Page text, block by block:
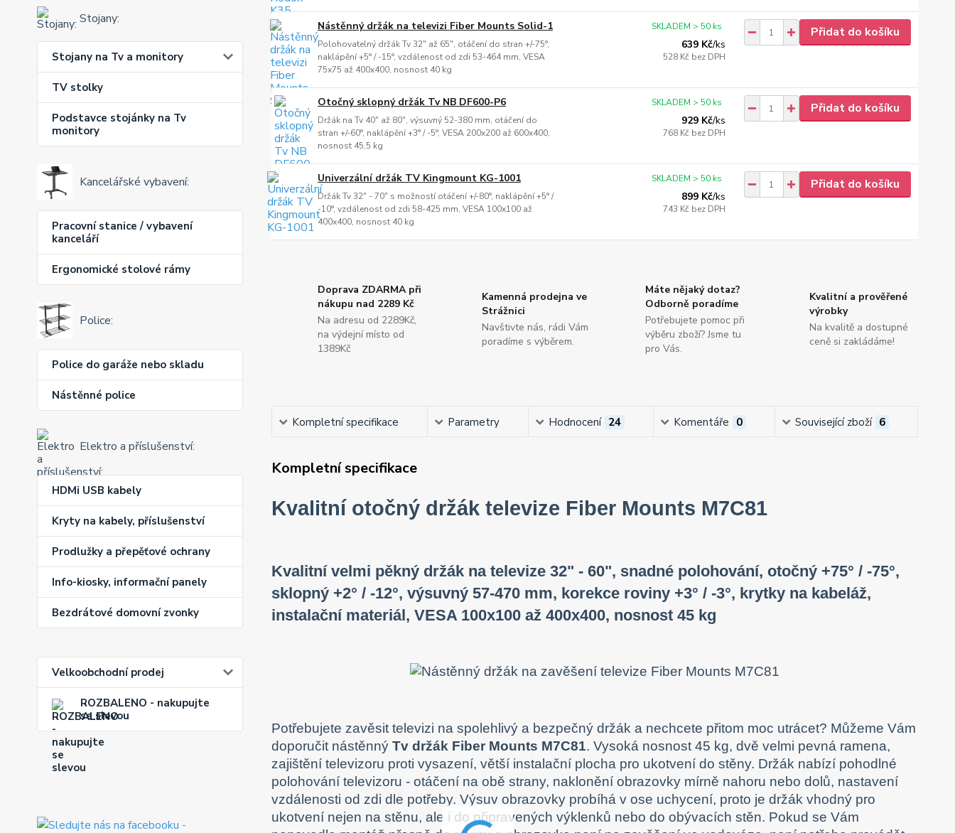
Stojany:
Stojany na Tv a monitory
TV stolky
Podstavce stojánky na Tv
monitory
Kancelářské vybavení:
Pracovní stanice / vybavení
kanceláří
Ergonomické stolové rámy
Police:
Police do garáže nebo skladu
Nástěnné police
Elektro a příslušenství:
HDMi USB kabely
Kryty na kabely, příslušenství
Prodlužky a přepěťové ochrany
Info-kiosky, informační panely
Bezdrátové domovní zvonky
Velkoobchodní prodej
ROZBALENO - nakupujte
se slevou
Nástěnný držák na televizi Fiber Mounts Solid-1
Polohovatelný držák Tv 32" až 65", otáčení do stran +/-75°,
naklápění +5° / -15°, vzdálenost od zdi 53-464 mm, VESA
75x75 až 400x400, nosnost 40 kg
639 Kč/ks
528 Kč bez DPH
SKLADEM > 50 ks Přidat do košíku
Otočný sklopný držák Tv NB DF600-P6
Držák na Tv 40" až 80", výsuvný 52-380 mm, otáčení do
stran +/-60°, naklápění +3° / -5°, VESA 200x200 až 600x400,
nosnost 45,5 kg
929 Kč/ks
768 Kč bez DPH
SKLADEM > 50 ks Přidat do košíku
Univerzální držák TV Kingmount KG-1001
Držák Tv 32" - 70" s možností otáčení +/-80°, naklápění +5° /
-10°, vzdálenost od zdi 58-425 mm, VESA 100x100 až
400x400, nosnost 40 kg
899 Kč/ks
743 Kč bez DPH
SKLADEM > 50 ks Přidat do košíku
Doprava ZDARMA při
nákupu nad 2289 Kč
Na adresu od 2289Kč,
na výdejní místo od
1389Kč
Kamenná prodejna ve
Strážnici
Navštivte nás, rádi Vám
poradíme s výběrem.
Máte nějaký dotaz?
Odborně poradíme
Potřebujete pomoc při
výběru zboží? Jsme tu
pro Vás.
Kvalitní a prověřené
výrobky
Na kvalitě a dostupné
ceně si zakládáme!
Kompletní specifikace Parametry Hodnocení 24 Komentáře 0 Související zboží 6
Kompletní specifikace
Kvalitní otočný držák televize Fiber Mounts M7C81
Kvalitní velmi pěkný držák na televize 32" - 60", snadné polohování, otočný +75° / -75°,
sklopný +2° / -12°, výsuvný 57-470 mm, korekce roviny +3° / -3°, krytky na kabeláž,
instalační materiál, VESA 100x100 až 400x400, nosnost 45 kg
Potřebujete zavěsit televizi na spolehlivý a bezpečný držák a nechcete přitom moc utrácet? Můžeme Vám
doporučit nástěnný Tv držák Fiber Mounts M7C81. Vysoká nosnost 45 kg, dvě velmi pevná ramena,
zajištění televizoru proti vysazení, větší instalační plocha pro ukotvení do stěny. Držák nabízí pohodlné
polohování televizoru - otáčení na obě strany, naklonění obrazovky mírně nahoru nebo dolů, nastavení
vzdálenosti od zdi dle potřeby. Výsuv obrazovky probíhá v ose uchycení, proto je držák vhodný pro
ukotvení nejen na stěnu, ale i do připravených výklenků nebo do obývacích stěn. Pokud se Vám